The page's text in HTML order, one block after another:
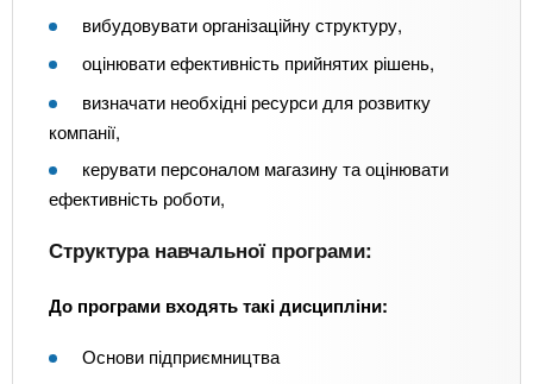
вибудовувати організаційну структуру,
оцінювати ефективність прийнятих рішень,
визначати необхідні ресурси для розвитку
компанії,
керувати персоналом магазину та оцінювати
ефективність роботи,
Структура навчальної програми:
До програми входять такі дисципліни:
Основи підприємництва